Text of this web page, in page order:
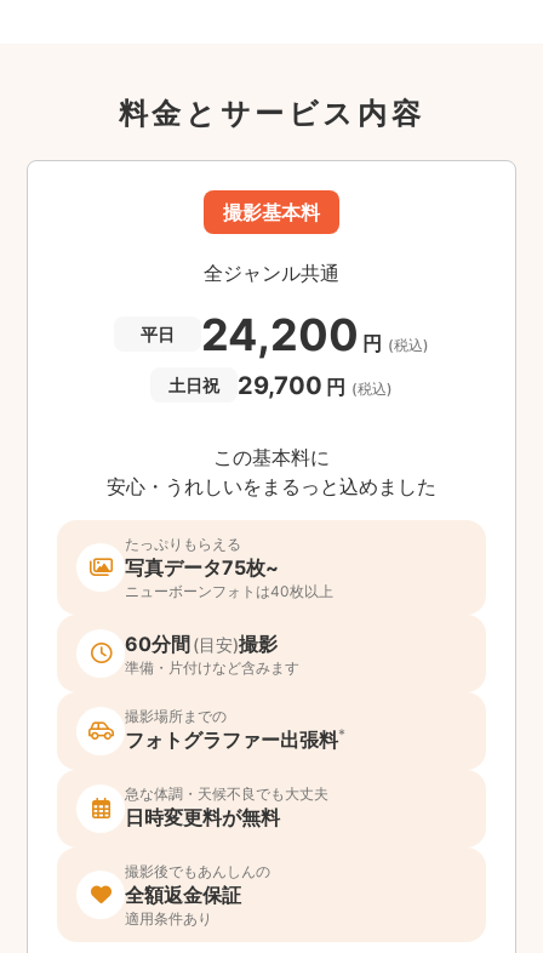
料金とサービス内容
撮影基本料
全ジャンル共通
平日 24,200 円 (税込)
土日祝 29,700 円 (税込)
この基本料に
安心・うれしいをまるっと込めました
たっぷりもらえる
写真データ75枚~
ニューボーンフォトは40枚以上
60分間 (目安)撮影
準備・片付けなど含みます
撮影場所までの
フォトグラファー出張料*
急な体調・天候不良でも大丈夫
日時変更料が無料
撮影後でもあんしんの
全額返金保証
適用条件あり